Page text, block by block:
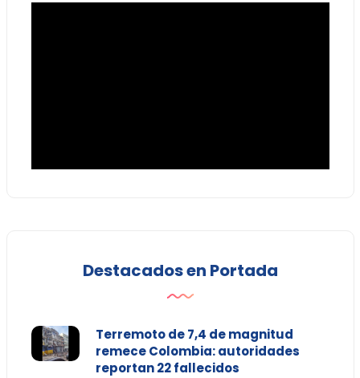
Destacados en Portada
Terremoto de 7,4 de magnitud
remece Colombia: autoridades
reportan 22 fallecidos